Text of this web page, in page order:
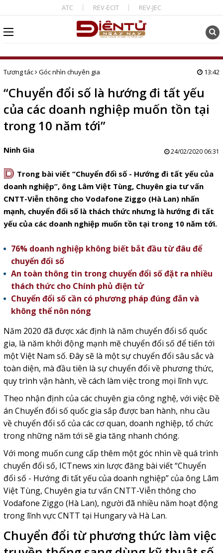
ATC REV-ECIT REV-JEC
Tương tác Góc nhìn chuyên gia 13:42
“Chuyển đổi số là hướng đi tất yếu
của các doanh nghiệp muốn tồn tại
trong 10 năm tới”
Ninh Gia 24/02/2020 06:31
D Trong bài viết “Chuyển đổi số - Hướng đi tất yếu của
doanh nghiệp”, ông Lâm Việt Tùng, Chuyên gia tư vấn
CNTT-Viễn thông cho Vodafone Ziggo (Hà Lan) nhấn
mạnh, chuyển đổi số là thách thức nhưng là hướng đi tất
yếu của các doanh nghiệp muốn tồn tại trong 10 năm tới.
76% doanh nghiệp không biết bắt đầu từ đâu để
chuyển đổi số
An toàn thông tin trong chuyển đổi số đặt ra nhiều
thách thức cho Chính phủ điện tử
Chuyển đổi số cần có phương pháp đúng đắn và
không thể nôn nóng
Năm 2020 đã được xác định là năm chuyển đổi số quốc
gia, là năm khởi động mạnh mẽ chuyển đổi số để tiến tới
một Việt Nam số. Đây sẽ là một sự chuyển đổi sâu sắc và
toàn diện, mà đầu tiên là sự chuyển đổi về phương thức,
quy trình vận hành, về cách làm việc trong mọi lĩnh vực.
Theo nhận định của các chuyên gia công nghệ, với việc Đề
án Chuyển đổi số quốc gia sắp được ban hành, nhu cầu
về chuyển đổi số của các cơ quan, doanh nghiệp, tổ chức
trong những năm tới sẽ gia tăng nhanh chóng.
Với mong muốn cung cấp thêm một góc nhìn về quá trình
chuyển đổi số, ICTnews xin lược đăng bài viết “Chuyển
đổi số - Hướng đi tất yếu của doanh nghiệp” của ông Lâm
Việt Tùng, Chuyên gia tư vấn CNTT-Viễn thông cho
Vodafone Ziggo (Hà Lan), người đã nhiều năm hoạt động
trong lĩnh vực CNTT tại Hungary và Hà Lan.
Chuyển đổi từ phương thức làm việc